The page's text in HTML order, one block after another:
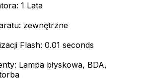
1 Lata
zewnętrzne
Flash: 0.01 seconds
Lampa błyskowa, BDA,